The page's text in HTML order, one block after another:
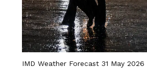
IMD Weather Forecast 31 May 2026